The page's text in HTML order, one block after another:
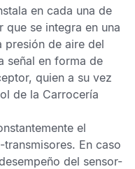
en cada una de
que se integra en una
presión de aire del
señal en forma de
quien a su vez
de la Carrocería
el
En caso
del sensor-